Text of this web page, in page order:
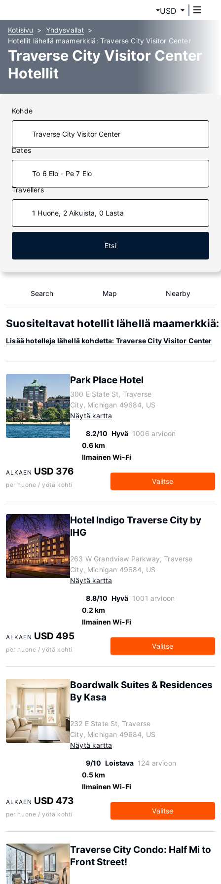
USD
Kotisivu
Yhdysvallat
Hotellit lähellä maamerkkiä: Traverse City Visitor Center
Traverse City Visitor Center
Hotellit
Kohde
Dates
To 6 Elo - Pe 7 Elo
Travellers
1 Huone, 2 Aikuista, 0 Lasta
Etsi
Search Map Nearby
Suositeltavat hotellit lähellä
Lisää hotelleja lähellä kohdetta: Traverse City Visitor Center
Park Place Hotel
300 E State St, Traverse
City, Michigan 49684, US
Näytä kartta
8.2/10 Hyvä 1006 arvioon
0.6 km
Ilmainen Wi-Fi
ALKAEN USD 376
per huone / yötä kohti Valitse
Hotel Indigo Traverse City by
IHG
263 W Grandview Parkway, Traverse
City, Michigan 49684, US
Näytä kartta
8.8/10 Hyvä 1001 arvioon
0.2 km
Ilmainen Wi-Fi
ALKAEN USD 495
per huone / yötä kohti Valitse
Boardwalk Suites & Residences
By Kasa
232 E State St, Traverse
City, Michigan 49684, US
Näytä kartta
9/10 Loistava 124 arvioon
0.5 km
Ilmainen Wi-Fi
ALKAEN USD 473
per huone / yötä kohti Valitse
Traverse City Condo: Half Mi to
Front Street!